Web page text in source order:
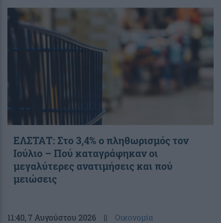
ΕΛΣΤΑΤ: Στο 3,4% ο πληθωρισμός τον
Ιούλιο – Πού καταγράφηκαν οι
μεγαλύτερες ανατιμήσεις και πού
μειώσεις
11:40, 7 Αυγούστου 2026 || Οικονομία